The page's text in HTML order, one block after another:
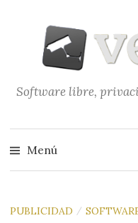
contenido
Software libre,
Menú
PUBLICIDAD /